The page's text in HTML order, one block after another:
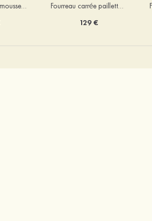
Fourreau carrée mousseline courte/mini robe de fête de la rentré avec volants Fourreau carrée paillettes courte/mini robe de fête de la rentrée
129 €